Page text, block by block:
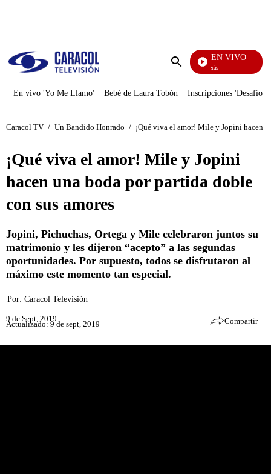
Enviar
EN VIVO
También Caerás
En vivo 'Yo Me Llamo' Bebé de Laura Tobón Inscripciones 'Desafío'
Caracol TV / Un Bandido Honrado / ¡Qué viva el amor! Mile y Jopini hacen
¡Qué viva el amor! Mile y Jopini
hacen una boda por partida doble
con sus amores
Jopini, Pichuchas, Ortega y Mile celebraron juntos su
matrimonio y les dijeron “acepto” a las segundas
oportunidades. Por supuesto, todos se disfrutaron al
máximo este momento tan especial.
Por: Caracol Televisión
9 de Sept, 2019
Actualizado: 9 de sept, 2019 Compartir